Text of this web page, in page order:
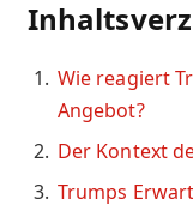
Wie reagiert
Angebot?
Der Kontext
Trumps